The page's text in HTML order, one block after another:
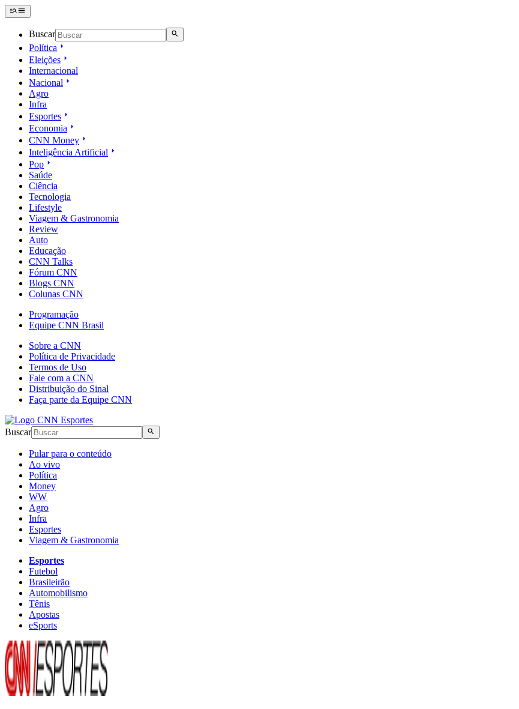
Buscar
Política
Eleições
Internacional
Nacional
Agro
Infra
Esportes
Economia
CNN Money
Inteligência Artificial
Pop
Saúde
Ciência
Tecnologia
Lifestyle
Viagem & Gastronomia
Review
Auto
Educação
CNN Talks
Fórum CNN
Blogs CNN
Colunas CNN
Programação
Equipe CNN Brasil
Sobre a CNN
Política de Privacidade
Termos de Uso
Fale com a CNN
Distribuição do Sinal
Faça parte da Equipe CNN
Buscar
Pular para o conteúdo
Ao vivo
Política
Money
WW
Agro
Infra
Esportes
Viagem & Gastronomia
Esportes
Futebol
Brasileirão
Automobilismo
Tênis
Apostas
eSports